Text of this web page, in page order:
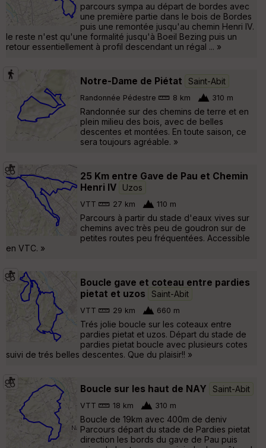
parcours sympa au départ de bordes avec
une première partie dans le bois de Bordes
puis une remontée jusqu'au chemin Henri IV.
le reste n'est qu'une formalité jusqu'à Boeil Bezing puis un
retour essentiellement à profil descendant un régal ... »
Notre-Dame de Piétat Saint-Abit
Randonnée Pédestre 8 km 310 m
Randonnée sur des chemins de terre et en
plein milieu des bois, avec de belles
descentes et montées. En toute saison, ce
sera toujours agréable. »
25 Km entre Gave de Pau et Chemin
Henri IV
Uzos
VTT 27 km 110 m
Parcours à partir du stade d'eaux vives sur
chemins avec très peu de goudron sur de
petites routes peu fréquentées. Accessible
en VTC. »
Boucle gave et coteau entre pardies
pietat et uzos
Saint-Abit
VTT 29 km 660 m
Trés jolie boucle sur les coteaux entre
pardies pietat et uzos. Départ du stade de
pardies pietat boucle avec plusieurs cotes
suivi de trés belles descentes. Que du plaisir!! »
Boucle sur les haut de NAY Saint-Abit
VTT 18 km 310 m
Boucle de 19km avec 400m de deniv
Parcours départ du stade de Pardies pietat
direction les bords du gave de Pau puis